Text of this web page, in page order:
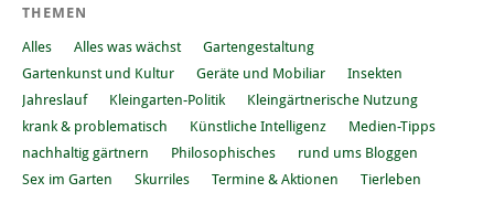
THEMEN
Alles Alles was wächst
Gartengestaltung
Gartenkunst und Kultur
Geräte und Mobiliar
Insekten
Jahreslauf
Kleingarten-Politik
Kleingärtnerische Nutzung
krank & problematisch
Künstliche Intelligenz
Medien-Tipps
nachhaltig gärtnern
Philosophisches
rund ums Bloggen
Sex im Garten
Skurriles Termine & Aktionen Tierleben